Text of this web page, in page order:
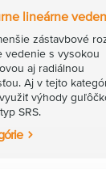
lineárne
zástavbové
vedenie s vysokou
aj radiálnou
Aj v tejto
výhody
SRS.